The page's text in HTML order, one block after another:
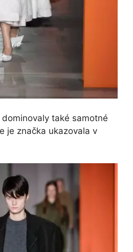
také samotné
je značka ukazovala v